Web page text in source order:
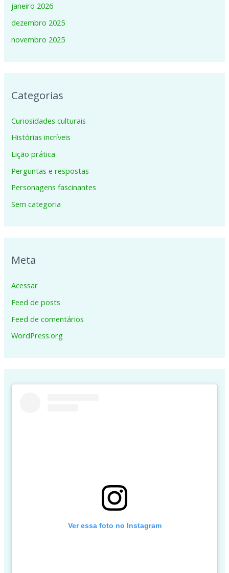
janeiro 2026
dezembro 2025
novembro 2025
Categorias
Curiosidades culturais
Histórias incríveis
Lição prática
Perguntas e respostas
Personagens fascinantes
Sem categoria
Meta
Acessar
Feed de posts
Feed de comentários
WordPress.org
Ver essa foto no Instagram